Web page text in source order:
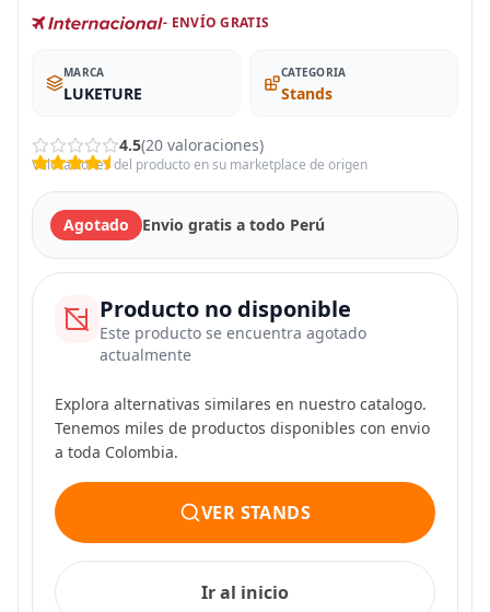
- ENVÍO GRATIS
MARCA
LUKETURE
CATEGORIA
Stands
4.5(20 valoraciones)
Valoraciones del producto en su marketplace de origen
Agotado Envio gratis a todo Perú
Producto no disponible
Este producto se encuentra agotado
actualmente
Explora alternativas similares en nuestro catalogo.
Tenemos miles de productos disponibles con envio
a toda Colombia.
VER STANDS
Ir al inicio